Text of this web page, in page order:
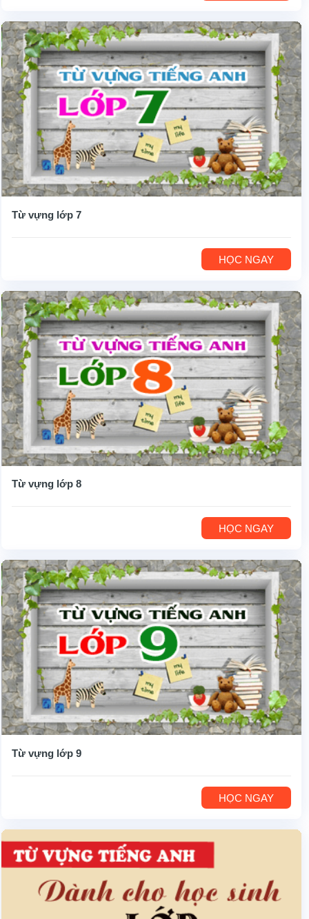
Từ vựng lớp 7
HỌC NGAY
Từ vựng lớp 8
HỌC NGAY
Từ vựng lớp 9
HỌC NGAY